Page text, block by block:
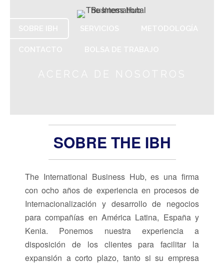
SOBRE THE IBH
The International Business Hub, es una firma
con ocho años de experiencia en procesos de
Internacionalización y desarrollo de negocios
para compañías en América Latina, España y
Kenia. Ponemos nuestra experiencia a
disposición de los clientes para facilitar la
expansión a corto plazo, tanto si su empresa